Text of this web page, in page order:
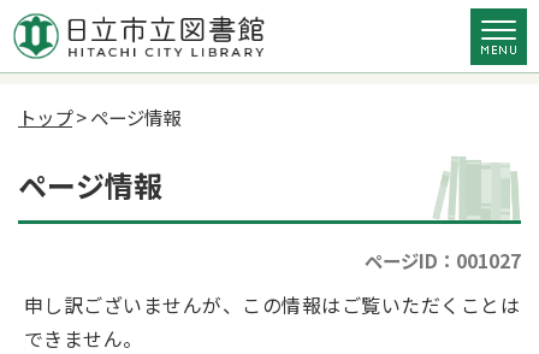
トップ> ページ情報
ページ情報
ページID：001027
申し訳ございませんが、この情報はご覧いただくことは
できません。